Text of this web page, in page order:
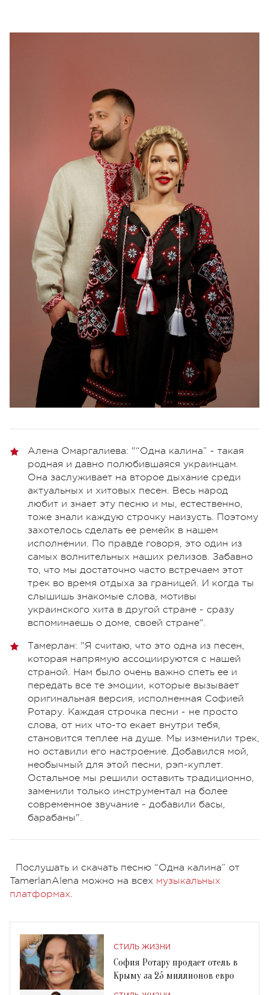
Алена Омаргалиева: "“Одна калина” - такая
родная и давно полюбившаяся украинцам.
Она заслуживает на второе дыхание среди
актуальных и хитовых песен. Весь народ
любит и знает эту песню и мы, естественно,
тоже знали каждую строчку наизусть. Поэтому
захотелось сделать ее ремейк в нашем
исполнении. По правде говоря, это один из
самых волнительных наших релизов. Забавно
то, что мы достаточно часто встречаем этот
трек во время отдыха за границей. И когда ты
слышишь знакомые слова, мотивы
украинского хита в другой стране - сразу
вспоминаешь о доме, своей стране".
Тамерлан: "Я считаю, что это одна из песен,
которая напрямую ассоциируются с нашей
страной. Нам было очень важно спеть ее и
передать все те эмоции, которые вызывает
оригинальная версия, исполненная Софией
Ротару. Каждая строчка песни - не просто
слова, от них что-то екает внутри тебя,
становится теплее на душе. Мы изменили трек,
но оставили его настроение. Добавился мой,
необычный для этой песни, рэп-куплет.
Остальное мы решили оставить традиционно,
заменили только инструментал на более
современное звучание - добавили басы,
барабаны".
Послушать и скачать песню “Одна калина” от
TamerlanAlena можно на всех музыкальных
платформах.
СТИЛЬ ЖИЗНИ
София Ротару продает отель в
Крыму за 25 миллионов евро